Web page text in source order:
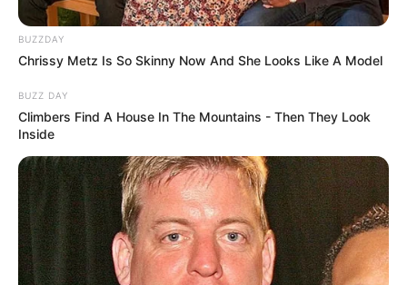
está se institucionalizando.
BUZZDAY
Chrissy Metz Is So Skinny Now And She Looks Like A Model
BUZZ DAY
Climbers Find A House In The Mountains - Then They Look
Inside